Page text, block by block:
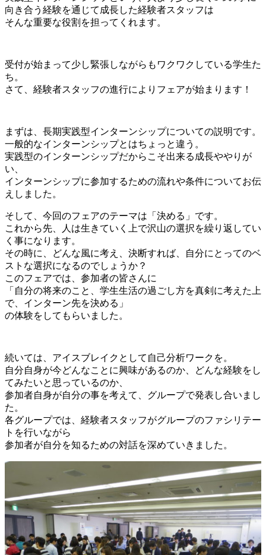
向き合う経験を通じて成長した経験者スタッフは
そんな重要な役割を担ってくれます。
受付が始まって少し緊張しながらもワクワクしている学生た
ち。
さて、経験者スタッフの進行によりフェアが始まります！
まずは、長期実践型インターンシップについての説明です。
一般的なインターンシップとはちょっと違う。
実践型のインターンシップだからこそ出来る成長ややりが
い、
インターンシップに参加するための流れや条件についてお伝
えしました。
そして、今回のフェアのテーマは「決める」です。
これから先、人は生きていく上で沢山の選択を繰り返してい
く事になります。
その時に、どんな風に考え、決断すれば、自分にとってのベ
ストな選択になるのでしょうか？
このフェアでは、参加者の皆さんに
「自分の将来のこと、学生生活の過ごし方を真剣に考えた上
で、インターン先を決める」
の体験をしてもらいました。
続いては、アイスブレイクとして自己分析ワークを。
自分自身が今どんなことに興味があるのか、どんな経験をし
てみたいと思っているのか、
参加者自身が自分の事を考えて、グループで発表し合いまし
た。
各グループでは、経験者スタッフがグループのファシリテー
トを行いながら
参加者が自分を知るための対話を深めていきました。